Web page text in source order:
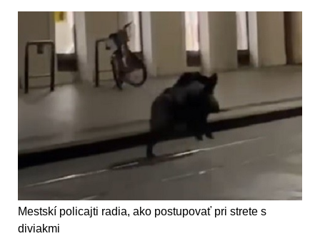
Mestskí policajti radia, ako postupovať pri strete s
diviakmi